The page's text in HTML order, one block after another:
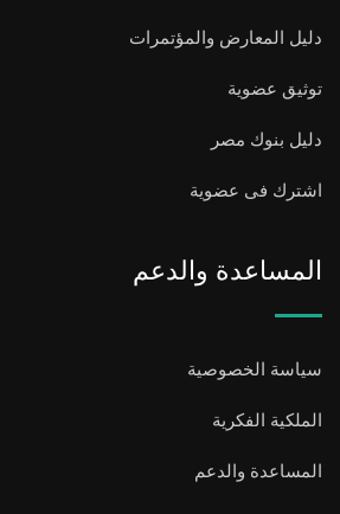
دليل المعارض والمؤتمرات
توثيق عضوية
دليل بنوك مصر
اشترك فى عضوية
المساعدة والدعم
سياسة الخصوصية
الملكية الفكرية
المساعدة والدعم